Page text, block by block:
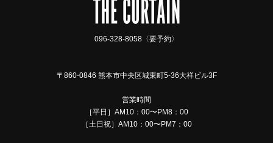
096-328-8058〈要予約〉
〒860-0846 熊本市中央区城東町5-36大祥ビル3F
営業時間
［平日］AM10：00〜PM8：00
［土日祝］AM10：00〜PM7：00